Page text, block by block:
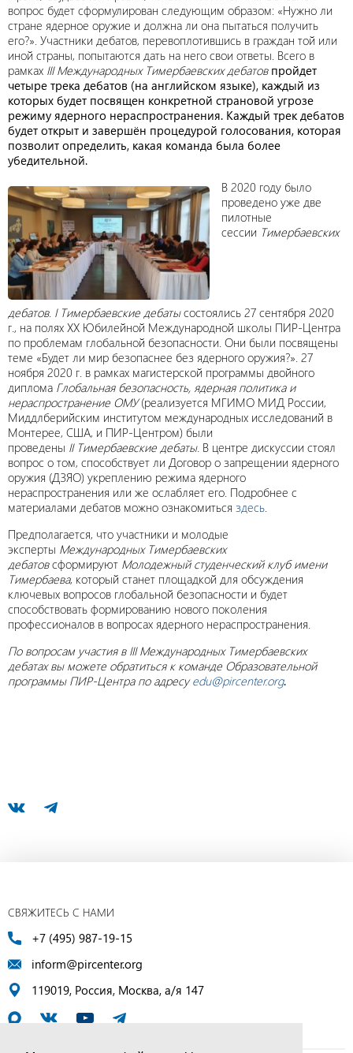
вопрос будет сформулирован следующим образом: «Нужно ли
стране ядерное оружие и должна ли она пытаться получить
его?». Участники дебатов, перевоплотившись в граждан той или
иной страны, попытаются дать на него свои ответы. Всего в
рамках III Международных Тимербаевских дебатовпройдет
четыре трека дебатов (на английском языке), каждый из
которых будет посвящен конкретной страновой угрозе
режиму ядерного нераспространения. Каждый трек дебатов
будет открыт и завершён процедурой голосования, которая
позволит определить, какая команда была более
убедительной.
В 2020 году было
проведено уже две
пилотные
сессии Тимербаевских
дебатов. I Тимербаевские дебатысостоялись 27 сентября 2020
г., на полях ХХ Юбилейной Международной школы ПИР-Центра
по проблемам глобальной безопасности. Они были посвящены
теме «Будет ли мир безопаснее без ядерного оружия?». 27
ноября 2020 г. в рамках магистерской программы двойного
диплома Глобальная безопасность, ядерная политика и
нераспространение ОМУ(реализуется МГИМО МИД России,
Миддлберийским институтом международных исследований в
Монтерее, США, и ПИР-Центром) были
проведены II Тимербаевские дебаты. В центре дискуссии стоял
вопрос о том, способствует ли Договор о запрещении ядерного
оружия (ДЗЯО) укреплению режима ядерного
нераспространения или же ослабляет его. Подробнее с
материалами дебатов можно ознакомиться здесь.
Предполагается, что участники и молодые
эксперты Международных Тимербаевских
дебатовсформируют Молодежный студенческий клуб имени
Тимербаева, который станет площадкой для обсуждения
ключевых вопросов глобальной безопасности и будет
способствовать формированию нового поколения
профессионалов в вопросах ядерного нераспространения.
По вопросам участия в III Международных Тимербаевских
дебатах вы можете обратиться к команде Образовательной
программы ПИР-Центра по адресу edu@pircenter.org.
СВЯЖИТЕСЬ С НАМИ
+7 (495) 987-19-15
inform@pircenter.org
119019, Россия, Москва, а/я 147